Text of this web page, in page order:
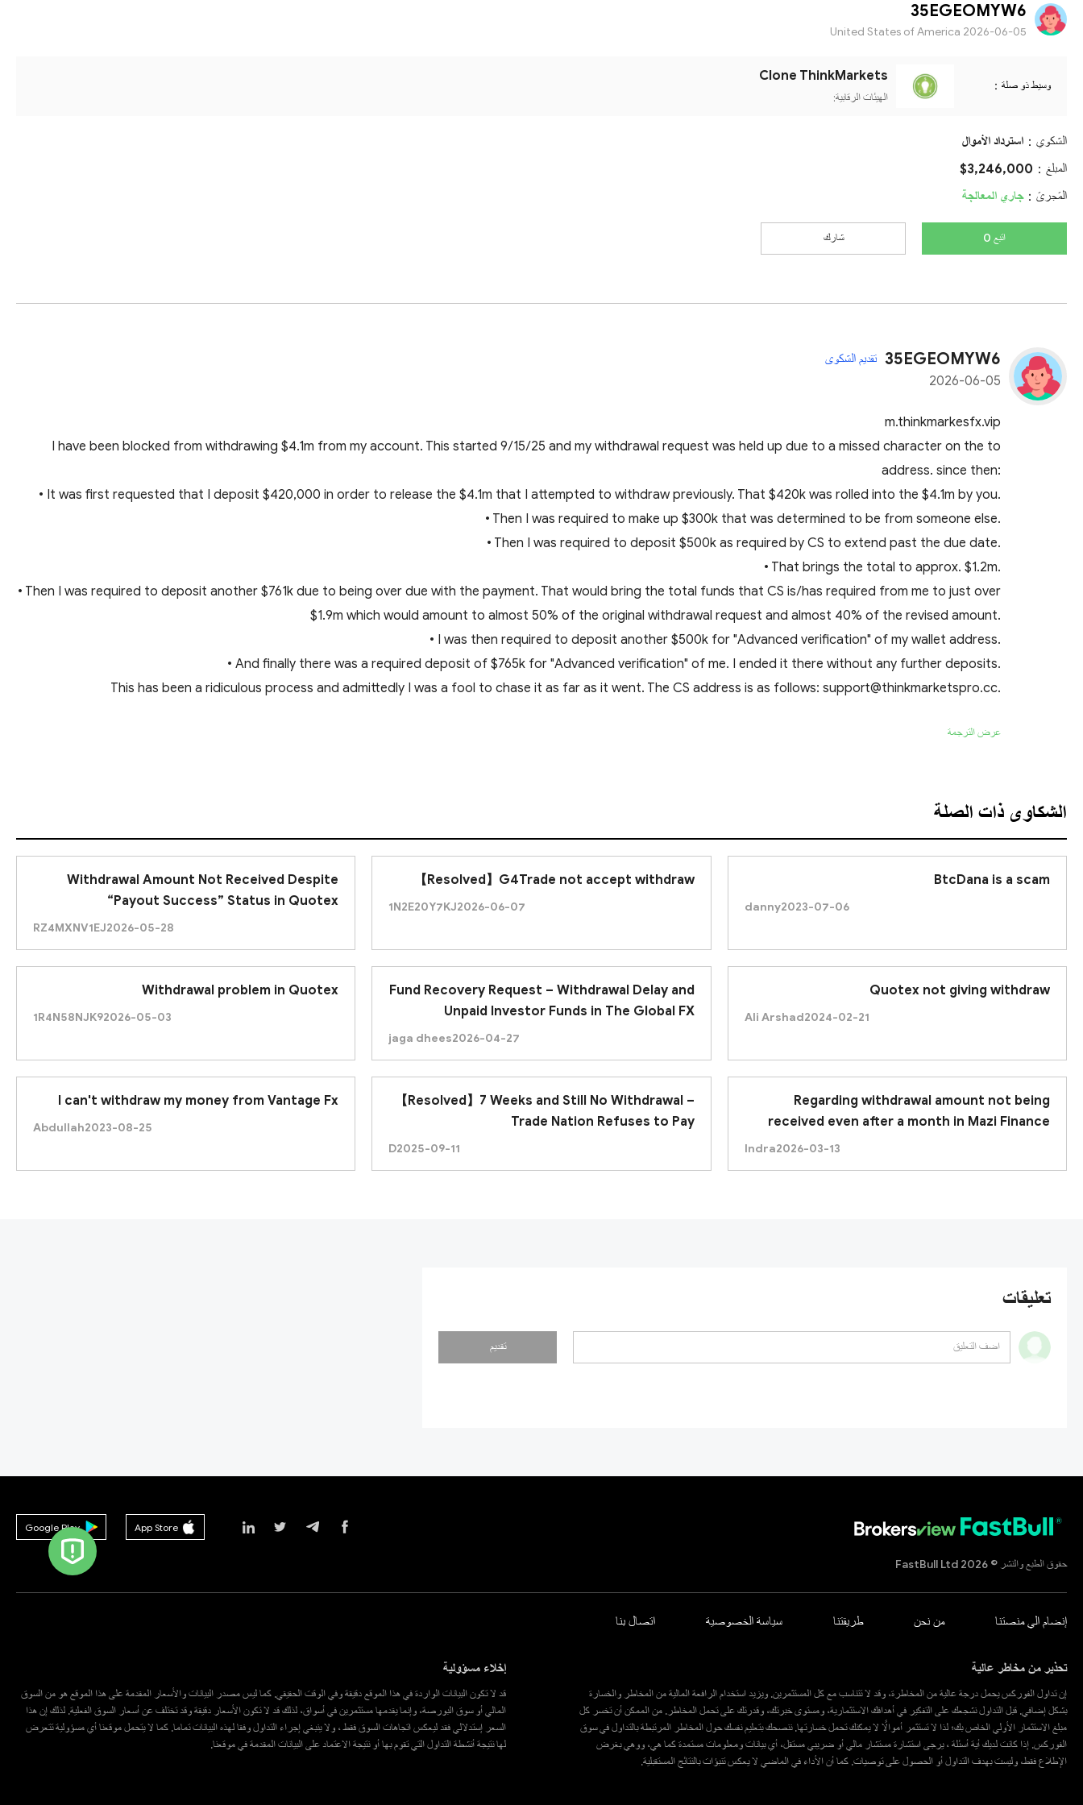
35EGEOMYW6
United States of America 2026-06-05
وسيط ذو صلة：
Clone ThinkMarkets
الهيئات الرقابية:
الشكوي： استرداد الأموال
المبلغ： $3,246,000
المَجرىَ：جاري المعالجة
اتبع 0 شارك
35EGEOMYW6 تقديم الشكوى
2026-06-05
m.thinkmarkesfx.vip
I have been blocked from withdrawing $4.1m from my account. This started 9/15/25 and my withdrawal request was held up due to a missed character on the to
address. since then:
• It was first requested that I deposit $420,000 in order to release the $4.1m that I attempted to withdraw previously. That $420k was rolled into the $4.1m by you.
• Then I was required to make up $300k that was determined to be from someone else.
• Then I was required to deposit $500k as required by CS to extend past the due date.
• That brings the total to approx. $1.2m.
• Then I was required to deposit another $761k due to being over due with the payment. That would bring the total funds that CS is/has required from me to just over
$1.9m which would amount to almost 50% of the original withdrawal request and almost 40% of the revised amount.
• I was then required to deposit another $500k for "Advanced verification" of my wallet address.
• And finally there was a required deposit of $765k for "Advanced verification" of me. I ended it there without any further deposits.
This has been a ridiculous process and admittedly I was a fool to chase it as far as it went. The CS address is as follows: support@thinkmarketspro.cc.
عرض الترجمة
الشكاوى ذات الصلة
BtcDana is a scam
danny2023-07-06
【Resolved】G4Trade not accept withdraw
1N2E20Y7KJ2026-06-07
Withdrawal Amount Not Received Despite
“Payout Success” Status in Quotex
RZ4MXNV1EJ2026-05-28
Quotex not giving withdraw
Ali Arshad2024-02-21
Fund Recovery Request – Withdrawal Delay and
Unpaid Investor Funds in The Global FX
jaga dhees2026-04-27
Withdrawal problem in Quotex
1R4N58NJK92026-05-03
Regarding withdrawal amount not being
received even after a month in Mazi Finance
Indra2026-03-13
【Resolved】7 Weeks and Still No Withdrawal –
Trade Nation Refuses to Pay
D2025-09-11
I can't withdraw my money from Vantage Fx
Abdullah2023-08-25
تعليقات
تقديم
حقوق الطبع والنشر © 2026 FastBull Ltd
App Store
Google Play
إنضام الي منصتنا من نحن طريقتنا سياسة الخصوصية اتصال بنا
تحذير من مخاطر عالية
إن تداول الفوركس يحمل درجة عالية من المخاطرة، وقد لا تتناسب مع كل المستثمرين. ويزيد استخدام الرافعة المالية من المخاطر والخسارة
بشكل إضافي. قبل التداول نشجعك على التفكير في أهدافك الاستثمارية، ومستوى خبرتك، وقدرتك على تحمل المخاطر. من الممكن أن تخسر كل
مبلغ الاستثمار الأولي الخاص بك؛ لذا لا تستثمر أموالًا لا يمكنك تحمل خسارتها. ننصحك بتعليم نفسك حول المخاطر المرتبطة بالتداول في سوق
الفوركس. إذا كانت لديك أية أسئلة ، يرجى استشارة مستشار مالي أو ضريبي مستقل، أي بيانات ومعلومات مستمدة كما هي، ووهي بغرض
الإطلاع فقط، وليست بهدف التداول أو الحصول على توصيات. كما أن الأداء في الماضي لا يعكس تنبؤات بالنتائج المستقبلية.
إخلاء مسؤولية
قد لا تكون البيانات الواردة في هذا الموقع دقيقة وفي الوقت الحقيقي. كما ليس مصدر البيانات والأسعار المقدمة على هذا الموقع هو من السوق
المالي أو سوق البورصة، وإنما يقدمها مستثمرين في أسواق، لذلك قد لا تكون الأسعار دقيقة وقد تختلف عن أسعار السوق الفعلية. لذلك إن هذا
السعر إستدلالي فقد ليعكس اتجاهات السوق فقط ، ولا ينبغي إجراء التداول وفقا لهذه البيانات تماما. كما لا يتحمل موقعنا أي مسؤولية تتعرض
لها نتيجة أنشطة التداول التي تقوم بها أو نتيجة الاعتماد على البيانات المقدمة في موقعنا.